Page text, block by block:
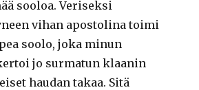
sooloa. Veriseksi
vihan apostolina toimi
soolo, joka minun
jo surmatun klaanin
haudan takaa. Sitä